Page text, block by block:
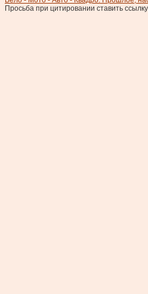
Просьба при цитировании ставить